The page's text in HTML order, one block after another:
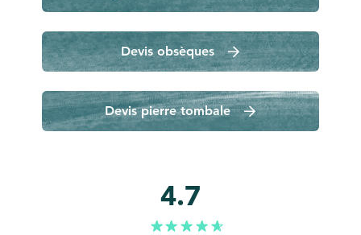
Devis obsèques
Devis pierre tombale
4.7